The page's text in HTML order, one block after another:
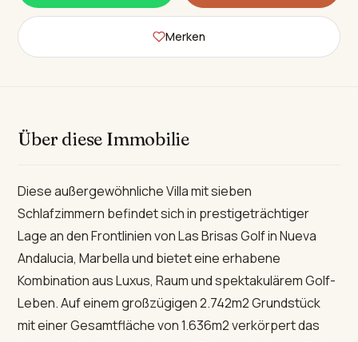
Merken
Über diese Immobilie
Diese außergewöhnliche Villa mit sieben
Schlafzimmern befindet sich in prestigeträchtiger
Lage an den Frontlinien von Las Brisas Golf in Nueva
Andalucia, Marbella und bietet eine erhabene
Kombination aus Luxus, Raum und spektakulärem Golf-
Leben. Auf einem großzügigen 2.742m2 Grundstück
mit einer Gesamtfläche von 1.636m2 verkörpert das